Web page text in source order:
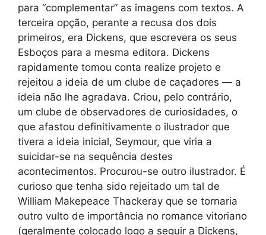
para “complementar” as imagens com textos. A
terceira opção, perante a recusa dos dois
primeiros, era Dickens, que escrevera os seus
Esboços para a mesma editora. Dickens
rapidamente tomou conta realize projeto e
rejeitou a ideia de um clube de caçadores — a
ideia não lhe agradava. Criou, pelo contrário,
um clube de observadores de curiosidades, o
que afastou definitivamente o ilustrador que
tivera a ideia inicial, Seymour, que viria a
suicidar-se na sequência destes
acontecimentos. Procurou-se outro ilustrador. É
curioso que tenha sido rejeitado um tal de
William Makepeace Thackeray que se tornaria
outro vulto de importância no romance vitoriano
(geralmente colocado logo a seguir a Dickens,